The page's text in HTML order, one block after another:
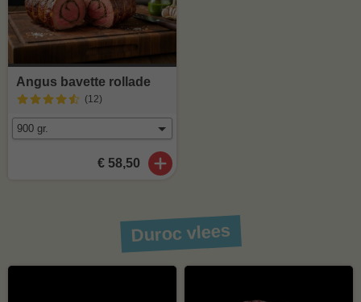
Angus bavette rollade
(12)
€ 58,50
Duroc vlees